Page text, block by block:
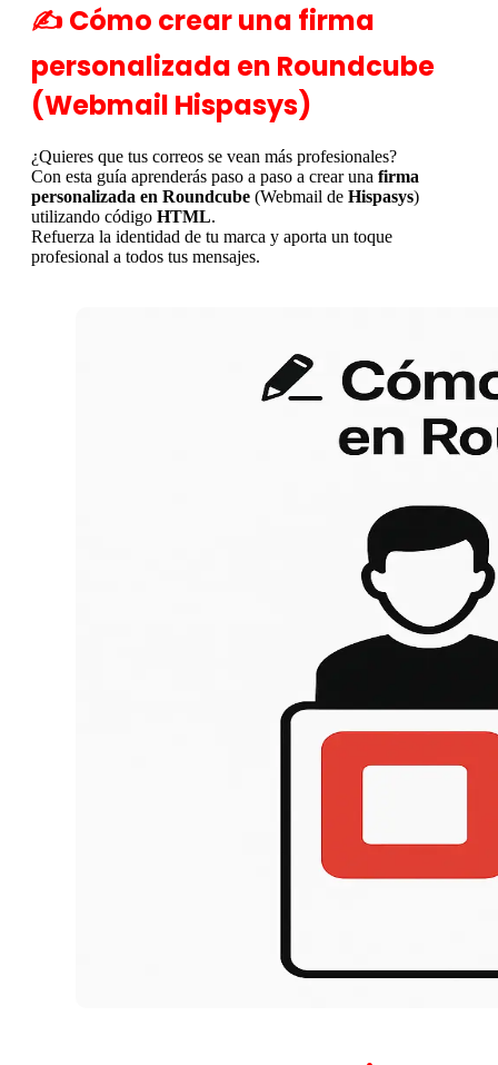
✍️ Cómo crear una firma
personalizada en Roundcube
(Webmail Hispasys)
¿Quieres que tus correos se vean más profesionales?
Con esta guía aprenderás paso a paso a crear una firma
personalizada en Roundcube (Webmail de Hispasys)
utilizando código HTML.
Refuerza la identidad de tu marca y aporta un toque
profesional a todos tus mensajes.